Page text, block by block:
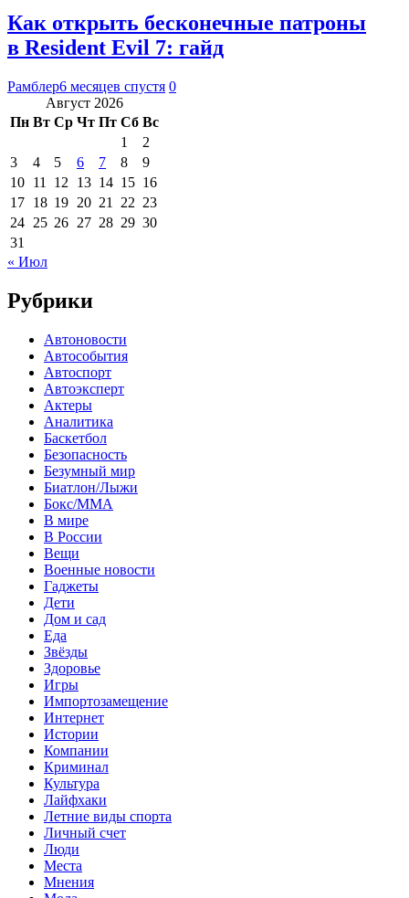
Как открыть бесконечные патроны
в Resident Evil 7: гайд
Рамблер6 месяцев спустя 0
Август 2026
Пн Вт Ср Чт Пт Сб Вс
1
2
3
4 5 6 7 8
9
10 11 12 13 14 15 16
17 18 19 20 21 22 23
24 25 26 27 28 29 30
31
« Июл
Рубрики
Автоновости
Автособытия
Автоспорт
Автоэксперт
Актеры
Аналитика
Баскетбол
Безопасность
Безумный мир
Биатлон/Лыжи
Бокс/MMA
В мире
В России
Вещи
Военные новости
Гаджеты
Дети
Дом и сад
Еда
Звёзды
Здоровье
Игры
Импортозамещение
Интернет
Истории
Компании
Криминал
Культура
Лайфхаки
Летние виды спорта
Личный счет
Люди
Места
Мнения